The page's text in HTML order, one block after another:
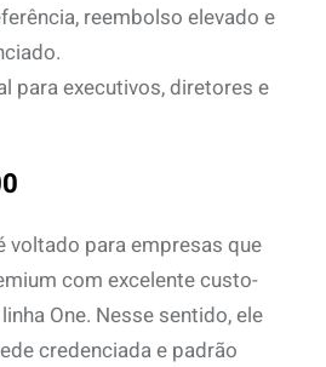
reembolso elevado e
para executivos, diretores e
voltado para empresas que
com excelente custo-
One. Nesse sentido, ele
credenciada e padrão